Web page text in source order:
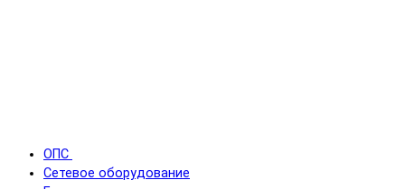
ОПС
Сетевое оборудование